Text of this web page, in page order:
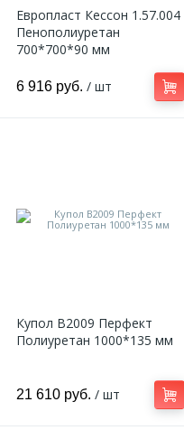
Европласт Кессон 1.57.004
Пенополиуретан
700*700*90 мм
6 916 руб. / шт
Купол B2009 Перфект
Полиуретан 1000*135 мм
21 610 руб. / шт